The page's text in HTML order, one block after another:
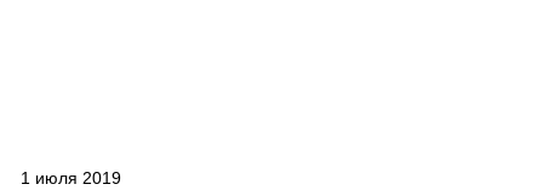
1 июля 2019